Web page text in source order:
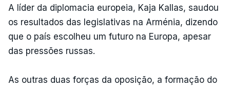
A líder da diplomacia europeia, Kaja Kallas, saudou
os resultados das legislativas na Arménia, dizendo
que o país escolheu um futuro na Europa, apesar
das pressões russas.
As outras duas forças da oposição, a formação do